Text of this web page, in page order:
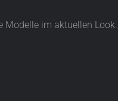
Modelle im aktuellen Look.